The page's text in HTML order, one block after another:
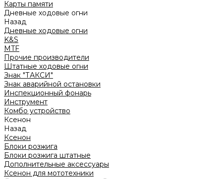
Карты памяти
Дневные ходовые огни
Назад
Дневные ходовые огни
K&S
MTF
Прочие производители
Штатные ходовые огни
Знак "ТАКСИ"
Знак аварийной остановки
Инспекционный фонарь
Инструмент
Комбо устройство
Ксенон
Назад
Ксенон
Блоки розжига
Блоки розжига штатные
Дополнительные аксессуары
Ксенон для мототехники